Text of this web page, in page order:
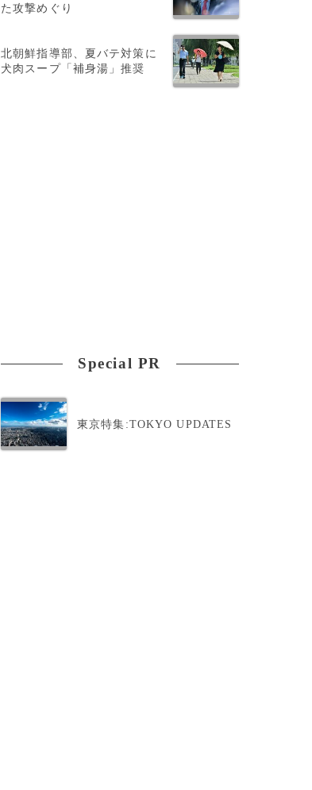
た攻撃めぐり
北朝鮮指導部、夏バテ対策に
犬肉スープ「補身湯」推奨
Special PR
東京特集:TOKYO UPDATES